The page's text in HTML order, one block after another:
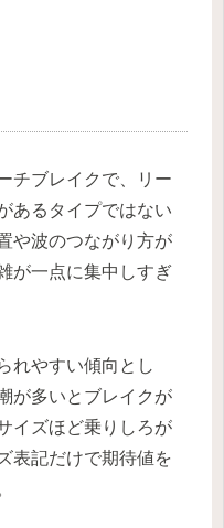
チブレイクで、リー
あるタイプではない
や波のつながり方が
が一点に集中しすぎ
れやすい傾向とし
が多いとブレイクが
イズほど乗りしろが
表記だけで期待値を